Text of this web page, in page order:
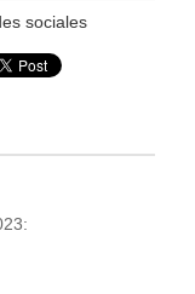
sociales
: